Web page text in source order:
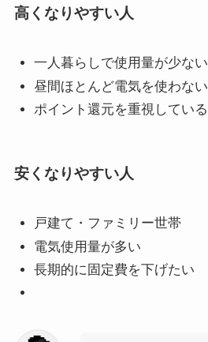
高くなりやすい人
一人暮らしで使用量が少ない
昼間ほとんど電気を使わない
ポイント還元を重視している
安くなりやすい人
戸建て・ファミリー世帯
電気使用量が多い
長期的に固定費を下げたい